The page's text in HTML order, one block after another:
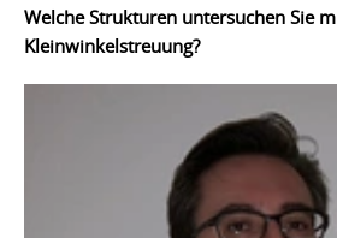
Welche Strukturen untersuchen Sie
Kleinwinkelstreuung?